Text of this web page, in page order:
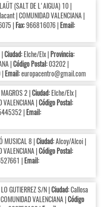
(SALT DE L'AIGUA) 10 |
| COMUNIDAD VALENCIANA |
|Fax:966816076 |Email:
|Ciudad:Elche/Elx |Provincia:
|Código Postal:03202 |
|Email:europacentro@gmail.com
2 |Ciudad:Elche/Elx |
|Código Postal:
|Email:
MUSICAL 8 |Ciudad:Alcoy/Alcoi |
|Código Postal:
|Email:
GUTIERREZ S/N |Ciudad:Callosa
VALENCIANA |Código